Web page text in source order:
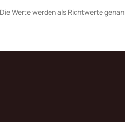
Die Werte werden als Richtwerte